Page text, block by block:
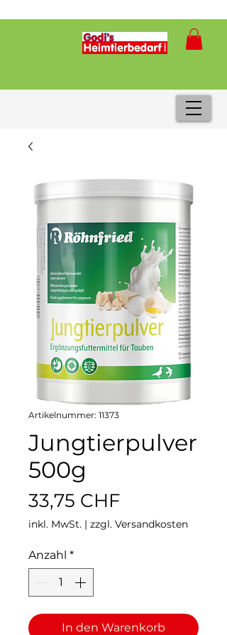
Artikelnummer: 11373
Jungtierpulver
500g
33,75 CHFPreis
inkl. MwSt. | zzgl. Versandkosten
Anzahl *
In den Warenkorb